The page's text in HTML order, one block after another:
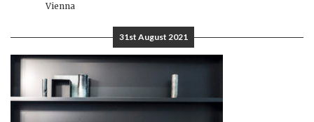
Vienna
31st August 2021